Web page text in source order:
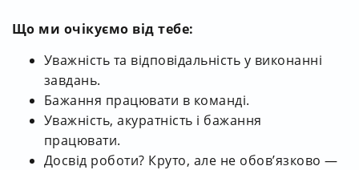
Що ми очікуємо від тебе:
Уважність та відповідальність у виконанні
завдань.
Бажання працювати в команді.
Уважність, акуратність і бажання
працювати.
Досвід роботи? Круто, але не обов’язково —